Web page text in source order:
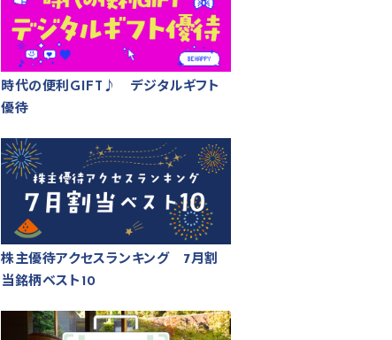
時代の便利GIFT♪ デジタルギフト
優待
株主優待アクセスランキング 7月割
当銘柄ベスト10